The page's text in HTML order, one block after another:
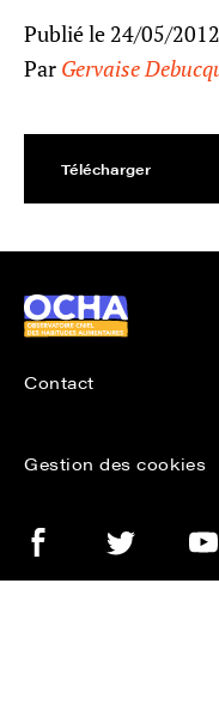
Publié le 24/05/2012
Par Gervaise
Télécharger
Ocha
Contact
Gestion des cookies
FacebookTwitter